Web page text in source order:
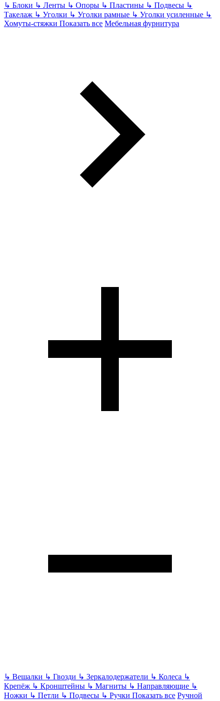
↳ Блоки ↳ Ленты ↳ Опоры ↳ Пластины ↳ Подвесы ↳
Такелаж ↳ Уголки ↳ Уголки рамные ↳ Уголки усиленные ↳
Хомуты-стяжки Показать все Мебельная фурнитура
↳ Вешалки ↳ Гвозди ↳ Зеркалодержатели ↳ Колеса ↳
Крепёж ↳ Кронштейны ↳ Магниты ↳ Направляющие ↳
Ножки ↳ Петли ↳ Подвесы ↳ Ручки Показать все Ручной